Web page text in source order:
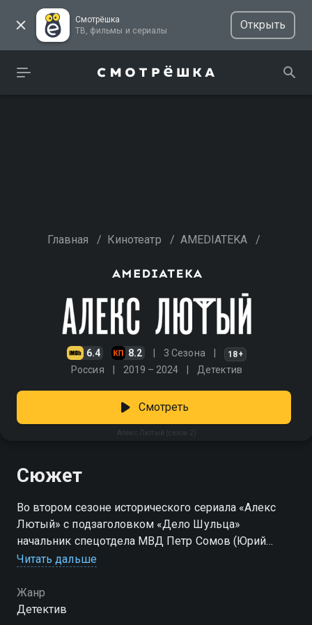
Смотрёшка
ТВ, фильмы и сериалы
Открыть
Главная / Кинотеатр / AMEDIATEKA /
6.4 8.2 3 Сезона 18+
Россия 2019 – 2024 Детектив
Алекс Лютый (сезон 2)
Смотреть
Сюжет
Во втором сезоне исторического сериала «Алекс
Лютый» с подзаголовком «Дело Шульца»
начальник спецотдела МВД Петр Сомов (Юрий
Ицков) берется с коллегами из КГБ за новое дело. В
телеведущей, рядом с телом лежит необычная
улика – хирургический пенал с гравировкой
Читать дальше
Жанр
Детектив